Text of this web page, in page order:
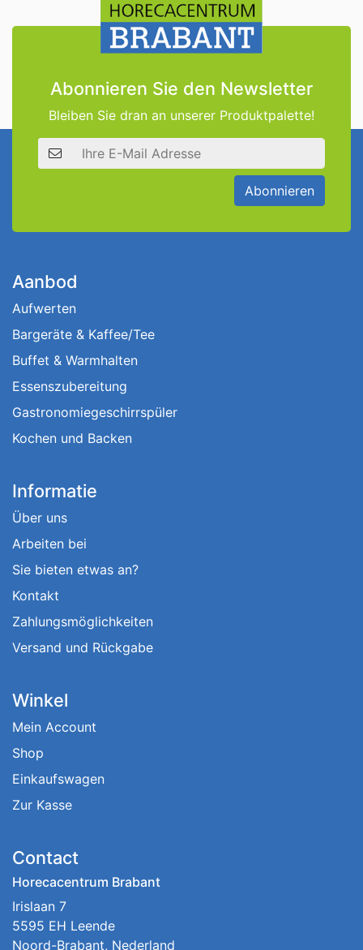
Abonnieren Sie den Newsletter
Bleiben Sie dran an unserer Produktpalette!
E-Mail Adresse
Abonnieren
Aanbod
Aufwerten
Bargeräte & Kaffee/Tee
Buffet & Warmhalten
Essenszubereitung
Gastronomiegeschirrspüler
Kochen und Backen
Informatie
Über uns
Arbeiten bei
Sie bieten etwas an?
Kontakt
Zahlungsmöglichkeiten
Versand und Rückgabe
Winkel
Mein Account
Shop
Einkaufswagen
Zur Kasse
Contact
Horecacentrum Brabant
Irislaan 7
5595 EH Leende
Noord-Brabant, Nederland